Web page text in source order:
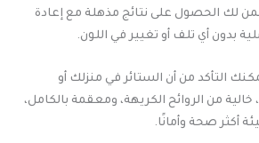
لك الحصول على نتائج مذهلة مع إعادة
بدون أي تلف أو تغيير في اللون.
التأكد من أن الستائر في منزلك أو
من الروائح الكريهة، ومعقمة بالكامل،
أكثر صحة وأمانًا.